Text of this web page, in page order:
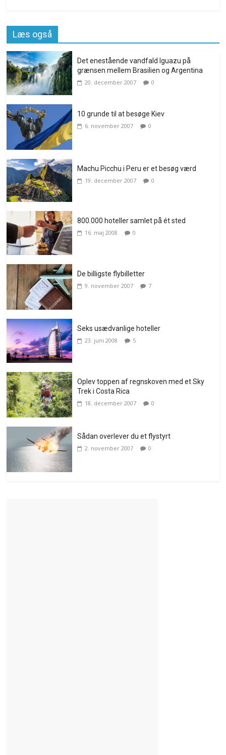
Læs også
Det enestående vandfald Iguazu på
grænsen mellem Brasilien og Argentina
20. december 2007 0
10 grunde til at besøge Kiev
6. november 2007 0
Machu Picchu i Peru er et besøg værd
19. december 2007 0
800.000 hoteller samlet på ét sted
16. maj 2008 0
De billigste flybilletter
9. november 2007 7
Seks usædvanlige hoteller
23. juni 2008 5
Oplev toppen af regnskoven med et Sky
Trek i Costa Rica
18. december 2007 0
Sådan overlever du et flystyrt
2. november 2007 0